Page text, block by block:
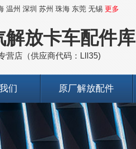
温州 深圳 苏州 珠海 东莞 无锡 更多
解放卡车配件库
营店（供应商代码：Lll35)
们 原厂解放配件